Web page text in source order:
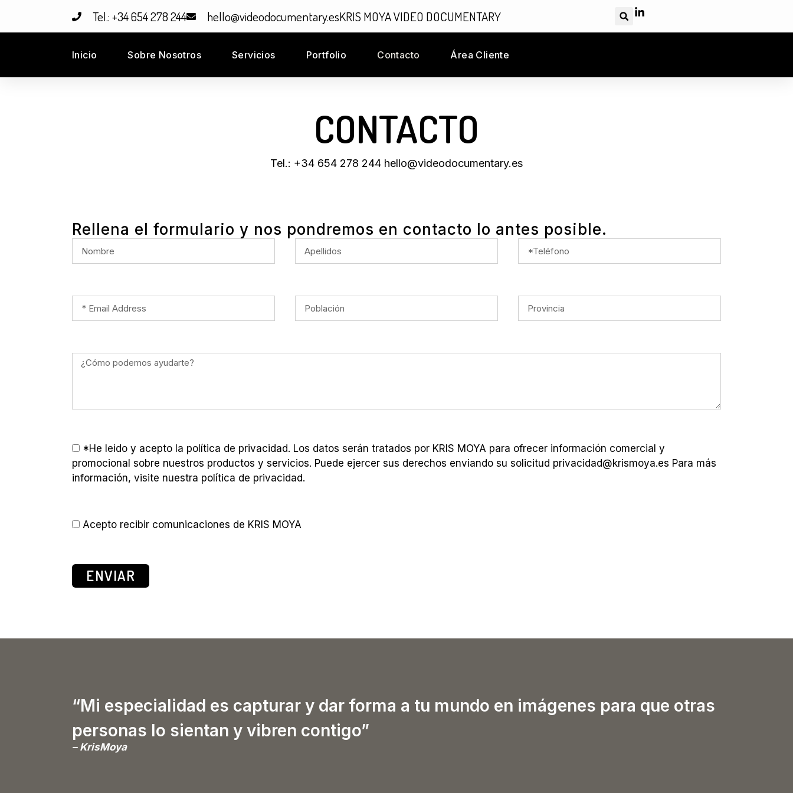
Tel.: +34 654 278 244 hello@videodocumentary.esKRIS MOYA VIDEO DOCUMENTARY
Inicio Sobre Nosotros Servicios Portfolio Contacto Área Cliente
CONTACTO
Tel.: +34 654 278 244 hello@videodocumentary.es
Rellena el formulario y nos pondremos en contacto lo antes posible.
*He leido y acepto la política de privacidad. Los datos serán tratados por KRIS MOYA para ofrecer información comercial y
promocional sobre nuestros productos y servicios. Puede ejercer sus derechos enviando su solicitud privacidad@krismoya.es Para más
información, visite nuestra política de privacidad.
Acepto recibir comunicaciones de KRIS MOYA
ENVIAR
“Mi especialidad es capturar y dar forma a tu mundo en imágenes para que otras
personas lo sientan y vibren contigo”
– KrisMoya